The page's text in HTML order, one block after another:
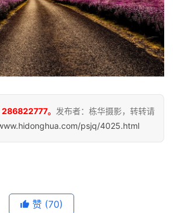
。 发布者：栋华摄影，转转请
psjq/4025.html
赞 (70)